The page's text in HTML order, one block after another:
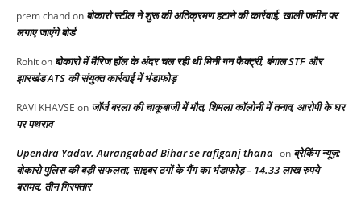
prem chandon बोकारो स्टील ने शुरू की अतिक्रमण हटाने की कार्रवाई, खाली जमीन पर
लगाए जाएंगे बोर्ड
Rohiton बोकारो में मैरिज हॉल के अंदर चल रही थी मिनी गन फैक्ट्री, बंगाल STF और
झारखंड ATS की संयुक्त कार्रवाई में भंडाफोड़
RAVI KHAVSE on जॉर्ज बरला की चाकूबाजी में मौत, शिमला कॉलोनी में तनाव, आरोपी के घर
पर पथराव
Upendra Yadav. Aurangabad Bihar se rafiganj thana on ब्रेकिंग न्यूज़:
बोकारो पुलिस की बड़ी सफलता, साइबर ठगों के गैंग का भंडाफोड़ – 14.33 लाख रुपये
बरामद, तीन गिरफ्तार